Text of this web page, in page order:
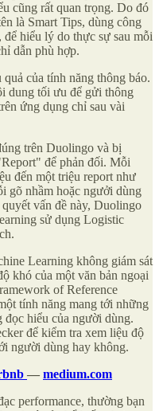
cũng rất quan trọng. Do đó
là Smart Tips, dùng công
hiểu lý do thực sự sau mỗi
dẫn phù hợp.
của tính năng thông báo.
dung tối ưu để gửi thông
ứng dụng chỉ sau vài
trên Duolingo và bị
để phản đối. Mỗi
đến một triệu report như
gõ nhầm hoặc ngưởi dùng
vấn đề này, Duolingo
sử dụng Logistic
Learning không giám sát
khó của một văn bản ngoại
of Reference
tính năng mang tới những
đọc hiểu của người dùng.
để kiểm tra xem liệu độ
người dùng hay không.
— medium.com
performance, thường bạn